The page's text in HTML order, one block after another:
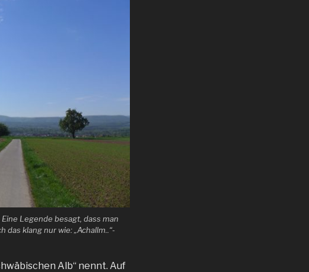
Legende besagt, dass man
klang nur wie: „Achallm..“-
Alb“ nennt. Auf